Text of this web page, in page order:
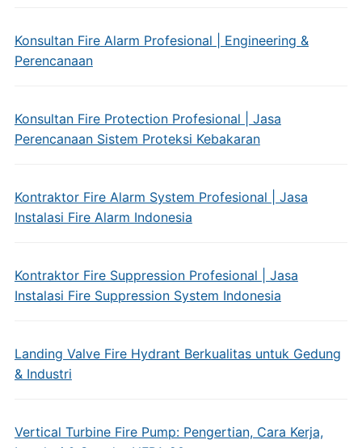
Konsultan Fire Alarm Profesional | Engineering &
Perencanaan
Konsultan Fire Protection Profesional | Jasa
Perencanaan Sistem Proteksi Kebakaran
Kontraktor Fire Alarm System Profesional | Jasa
Instalasi Fire Alarm Indonesia
Kontraktor Fire Suppression Profesional | Jasa
Instalasi Fire Suppression System Indonesia
Landing Valve Fire Hydrant Berkualitas untuk Gedung
& Industri
Vertical Turbine Fire Pump: Pengertian, Cara Kerja,